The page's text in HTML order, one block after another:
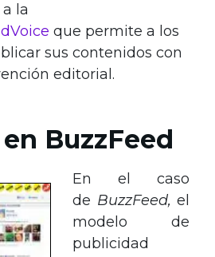
la
que permite a los
sus contenidos con
editorial.
BuzzFeed
En el caso
de BuzzFeed, el
modelo de
publicidad